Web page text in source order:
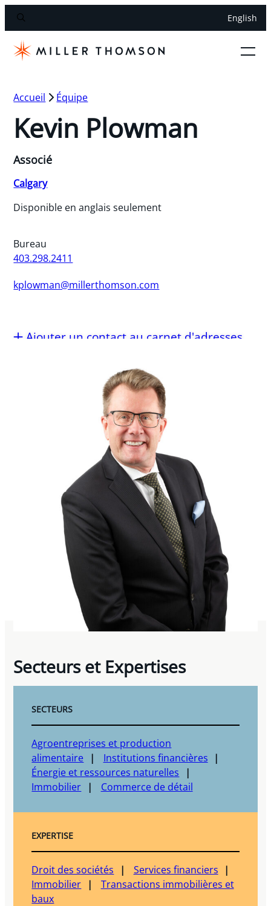
English
Accueil Équipe
Kevin Plowman
Associé
Calgary
Disponible en anglais seulement
Bureau
403.298.2411
kplowman@millerthomson.com
Ajouter un contact au carnet d'adresses
Secteurs et Expertises
SECTEURS
Agroentreprises et production
alimentaire
Institutions financières
Énergie et ressources naturelles
Immobilier
Commerce de détail
EXPERTISE
Droit des sociétés
Services financiers
Immobilier
Transactions immobilières et
baux